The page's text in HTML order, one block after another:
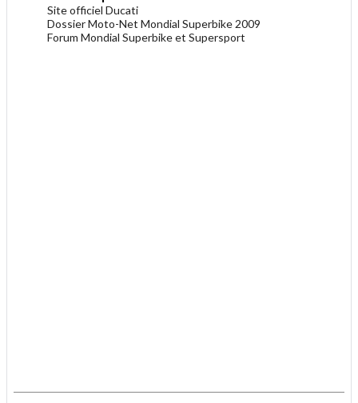
Site officiel Ducati
Dossier Moto-Net Mondial Superbike 2009
Forum Mondial Superbike et Supersport